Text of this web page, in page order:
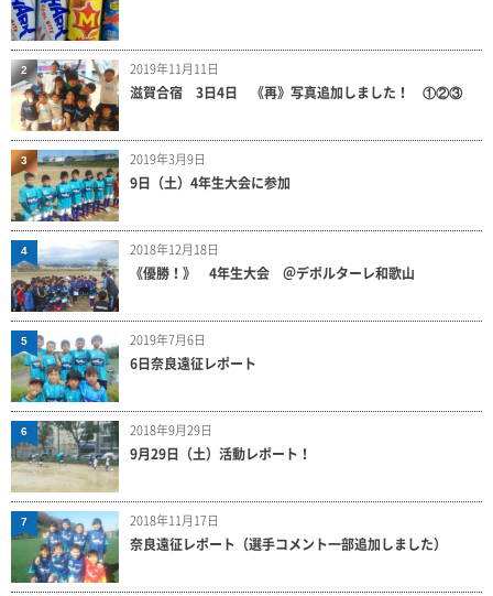
2019年11月11日
滋賀合宿 3日4日 《再》写真追加しました！ ①②③
2
2019年3月9日
9日（土）4年生大会に参加
3
2018年12月18日
《優勝！》 4年生大会 ＠デポルターレ和歌山
4
2019年7月6日
6日奈良遠征レポート
5
2018年9月29日
9月29日（土）活動レポート！
6
2018年11月17日
奈良遠征レポート（選手コメント一部追加しました）
7